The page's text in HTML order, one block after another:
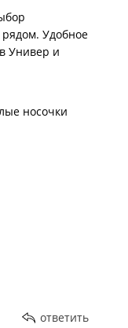
Удобное
Универ и
носочки
ответить